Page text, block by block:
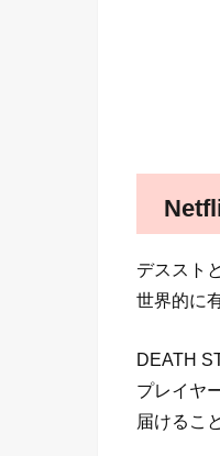
デススト
世界的に
DEATH
プレイヤ
届けるこ